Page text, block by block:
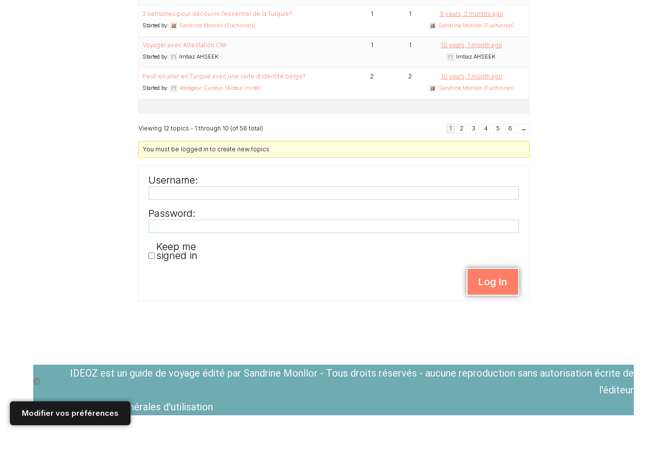
Modifier vos préférences
3 semaines pour découvrir l’essentiel de la Turquie?
Started by: Sandrine Monllor (Fuchinran)
1 1 9 years, 2 months ago
Sandrine Monllor (Fuchinran)
Voyager avec Attestation CNI
Started by: Imtiaz AHSEEK
1 1 10 years, 1 month ago
Imtiaz AHSEEK
Peut-on aller en Turquie avec une carte d’identité belge?
Started by: Voyageur Curieux (Auteur invité)
2 2 10 years, 1 month ago
Sandrine Monllor (Fuchinran)
Viewing 12 topics - 1 through 10 (of 56 total) 1 2 3 4 5 6 →
You must be logged in to create new topics.
Username:
Password:
Keep me
signed in
Log In
IDEOZ est un guide de voyage édité par Sandrine Monllor - Tous droits réservés - aucune reproduction sans autorisation écrite de
l'éditeur
Voir les Conditions générales d'utilisation